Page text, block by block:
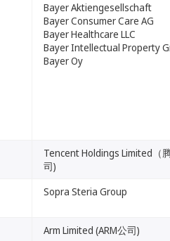
Bayer Aktiengesellschaft
Bayer Consumer Care AG
Bayer Healthcare LLC
Bayer Intellectual Property
Bayer Oy
Tencent Holdings Limited（
司)
Sopra Steria Group
Arm Limited (ARM公司)